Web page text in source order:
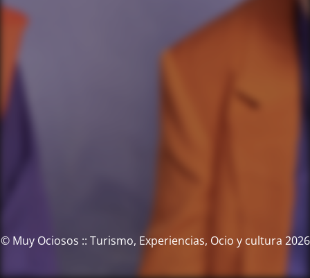
© Muy Ociosos :: Turismo, Experiencias, Ocio y cultura 2026